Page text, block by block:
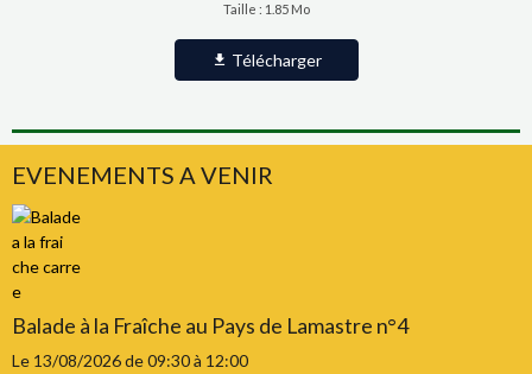
Taille : 1.85 Mo
Télécharger
EVENEMENTS A VENIR
Balade à la Fraîche au Pays de Lamastre n°4
Le 13/08/2026de 09:30à 12:00